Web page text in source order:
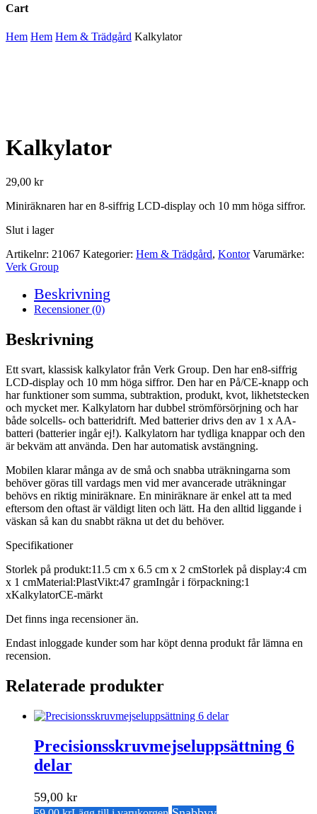
Cart
Close
Hem Hem Hem & Trädgård Kalkylator
Kalkylator
29,00 kr
Miniräknaren har en 8-siffrig LCD-display och 10 mm höga siffror.
Slut i lager
Artikelnr: 21067 Kategorier: Hem & Trädgård, Kontor Varumärke:
Verk Group
Beskrivning
Recensioner (0)
Beskrivning
Ett svart, klassisk kalkylator från Verk Group. Den har en8-siffrig
LCD-display och 10 mm höga siffror. Den har en På/CE-knapp och
har funktioner som summa, subtraktion, produkt, kvot, likhetstecken
och mycket mer. Kalkylatorn har dubbel strömförsörjning och har
både solcells- och batteridrift. Med batterier drivs den av 1 x AA-
batteri (batterier ingår ej!). Kalkylatorn har tydliga knappar och den
är bekväm att använda. Den har automatisk avstängning.
Mobilen klarar många av de små och snabba uträkningarna som
behöver göras till vardags men vid mer avancerade uträkningar
behövs en riktig miniräknare. En miniräknare är enkel att ta med
eftersom den oftast är väldigt liten och lätt. Ha den alltid liggande i
väskan så kan du snabbt räkna ut det du behöver.
Specifikationer
Storlek på produkt:11.5 cm x 6.5 cm x 2 cmStorlek på display:4 cm
x 1 cmMaterial:PlastVikt:47 gramIngår i förpackning:1
xKalkylatorCE-märkt
Det finns inga recensioner än.
Endast inloggade kunder som har köpt denna produkt får lämna en
recension.
Relaterade produkter
Precisionsskruvmejseluppsättning 6
delar
59,00 kr